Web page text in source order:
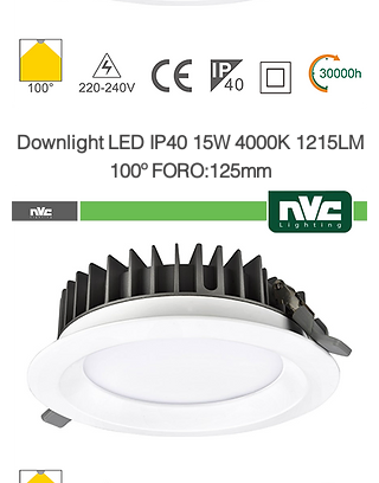
Downlight LED IP40 15W 4000K 1215LM
100º FORO:125mm